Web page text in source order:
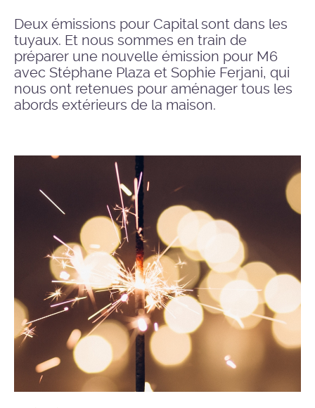
Deux émissions pour Capital sont dans les
tuyaux. Et nous sommes en train de
préparer une nouvelle émission pour M6
avec Stéphane Plaza et Sophie Ferjani, qui
nous ont retenues pour aménager tous les
abords extérieurs de la maison.